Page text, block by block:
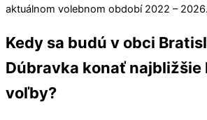
aktuálnom volebnom období 2022 – 2026.
Kedy sa budú v obci
Dúbravka konať najbližšie
voľby?